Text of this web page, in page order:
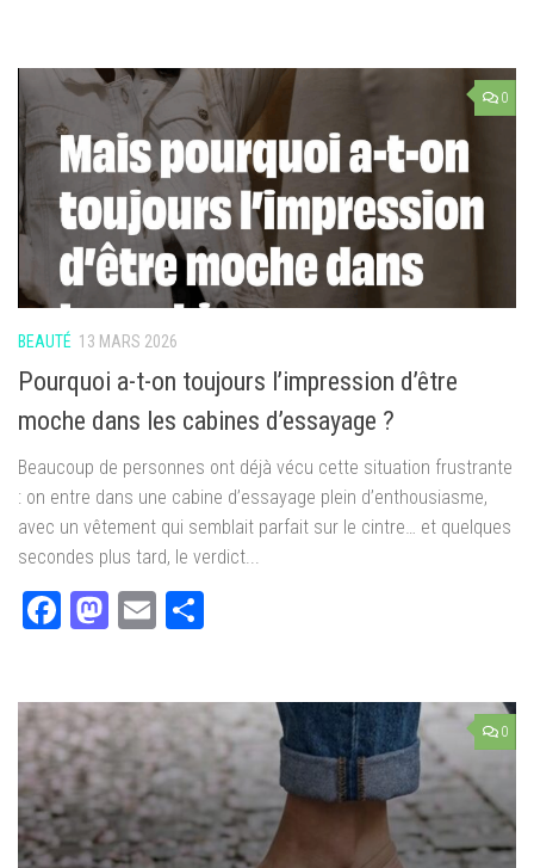
0
BEAUTÉ 13 MARS 2026
Pourquoi a-t-on toujours l’impression d’être
moche dans les cabines d’essayage ?
Beaucoup de personnes ont déjà vécu cette situation frustrante
: on entre dans une cabine d’essayage plein d’enthousiasme,
avec un vêtement qui semblait parfait sur le cintre… et quelques
secondes plus tard, le verdict...
Facebook
Mastodon
Email
0